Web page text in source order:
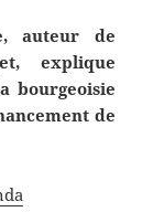
auteur de
explique
bourgeoisie
de